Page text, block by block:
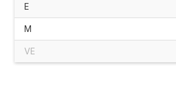
E
M
VE